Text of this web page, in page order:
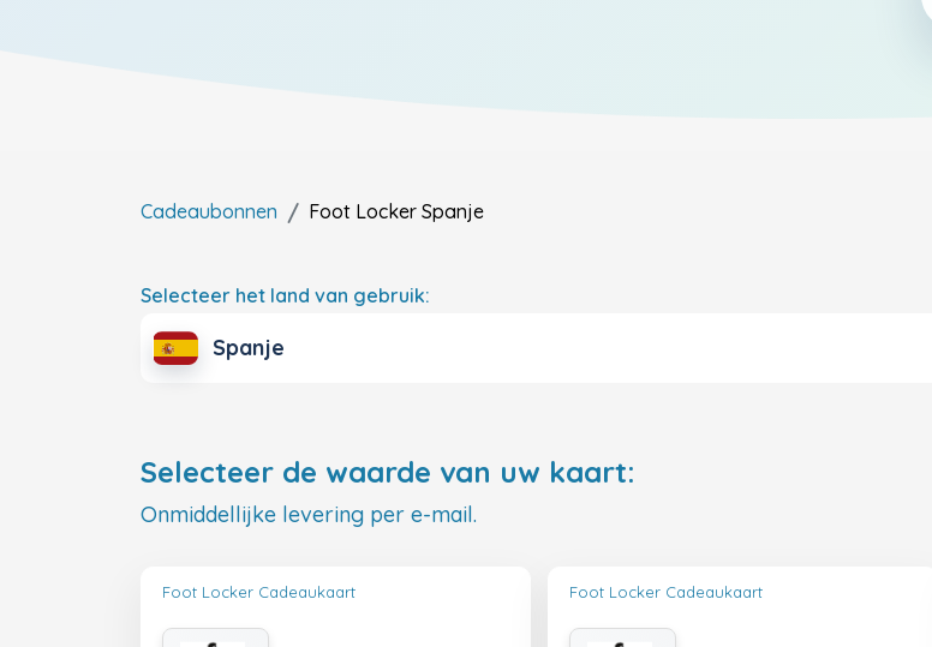
Cadeaubonnen Foot Locker Spanje
Selecteer het land van gebruik:
Spanje
Selecteer de waarde van uw kaart:
Onmiddellijke levering per e-mail.
Foot Locker Cadeaukaart Foot Locker Cadeaukaart